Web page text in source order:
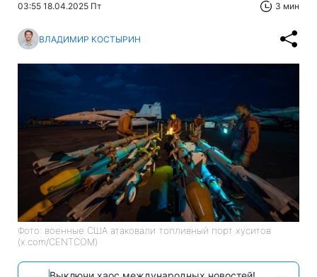
03:55 18.04.2025 Пт 3 мин
ВЛАДИМИР КОСТЫРИН
Фото: военные США атаковали топливный порт хуситов
(x.com/CENTCOM)